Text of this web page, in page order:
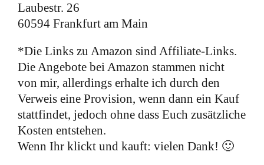
Laubestr. 26
60594 Frankfurt am Main
*Die Links zu Amazon sind Affiliate-Links.
Die Angebote bei Amazon stammen nicht
von mir, allerdings erhalte ich durch den
Verweis eine Provision, wenn dann ein Kauf
stattfindet, jedoch ohne dass Euch zusätzliche
Kosten entstehen.
Wenn Ihr klickt und kauft: vielen Dank! 🙂